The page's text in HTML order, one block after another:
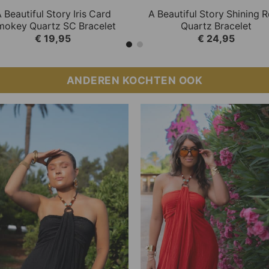
option can be selected on the product page.
has multiple variations. This option can be
QUICK VIEW
Beautiful Story Iris Card
Quartz SC Bracelet
€ 19,95
This product has
QUICK VIEW
A Beautiful Story Shining
Quartz Bracelet
€ 24,95
ANDEREN KOCHTEN OOK
Wishlist